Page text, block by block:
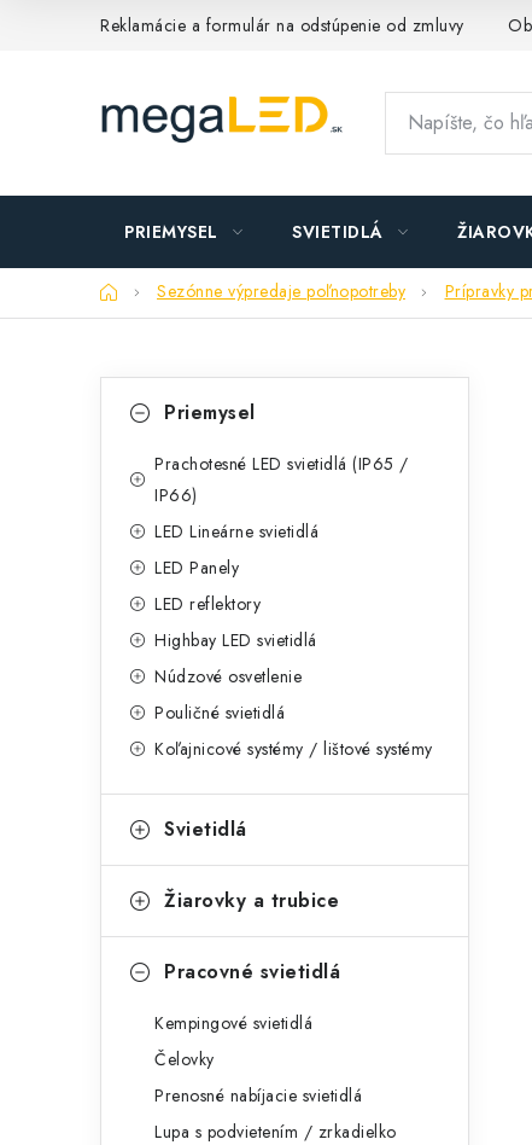
Reklamácie a formulár na odstúpenie od zmluvy
PRIEMYSEL SVIETIDLÁ
DomovSezónne výpredaje poľnopotreby Prípravky
l
kategóriePriemysel
Prachotesné LED svietidlá (IP65 /
IP66)
LED Lineárne svietidlá
LED Panely
LED reflektory
Highbay LED svietidlá
Núdzové osvetlenie
Pouličné svietidlá
Koľajnicové systémy / lištové systémy
Svietidlá
Žiarovky a trubice
Pracovné svietidlá
Kempingové svietidlá
Čelovky
Prenosné nabíjacie svietidlá
Lupa s podvietením / zrkadielko